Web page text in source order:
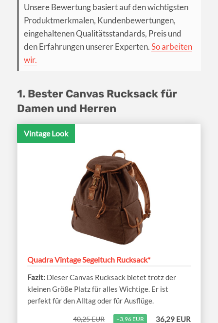
Unsere Bewertung basiert auf den wichtigsten
Produktmerkmalen, Kundenbewertungen,
eingehaltenen Qualitätsstandards, Preis und
den Erfahrungen unserer Experten.So arbeiten
wir.
1. Bester Canvas Rucksack für
Damen und Herren
Vintage Look
Quadra Vintage Segeltuch Rucksack*
Dieser Canvas Rucksack bietet trotz der
kleinen Größe Platz für alles Wichtige. Er ist
perfekt für den Alltag oder für Ausflüge.
40,25 EUR −3,96 EUR 36,29 EUR